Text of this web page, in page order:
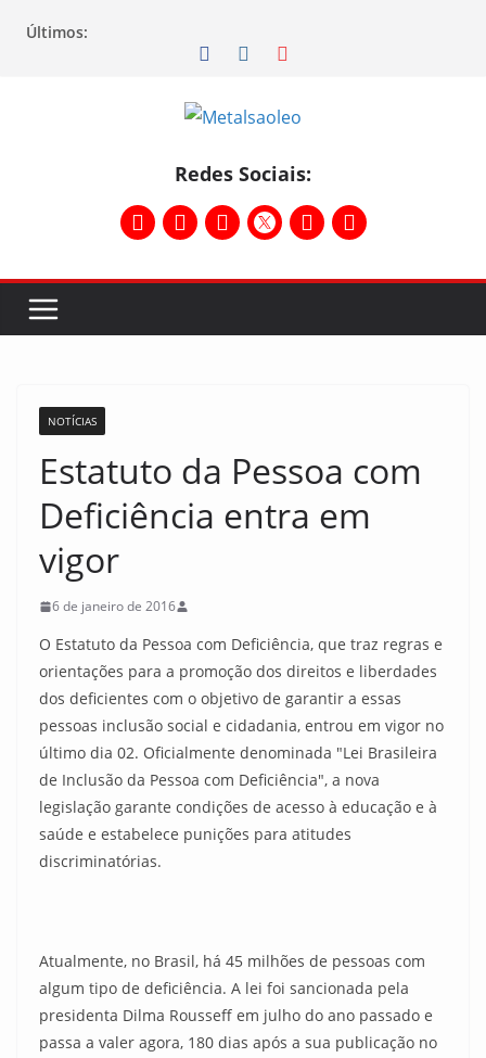
Últimos:
Redes Sociais:
NOTÍCIAS
Estatuto da Pessoa com
Deficiência entra em
vigor
6 de janeiro de 2016
O Estatuto da Pessoa com Deficiência, que traz regras e
orientações para a promoção dos direitos e liberdades
dos deficientes com o objetivo de garantir a essas
pessoas inclusão social e cidadania, entrou em vigor no
último dia 02. Oficialmente denominada "Lei Brasileira
de Inclusão da Pessoa com Deficiência", a nova
legislação garante condições de acesso à educação e à
saúde e estabelece punições para atitudes
discriminatórias.
Atualmente, no Brasil, há 45 milhões de pessoas com
algum tipo de deficiência. A lei foi sancionada pela
presidenta Dilma Rousseff em julho do ano passado e
passa a valer agora, 180 dias após a sua publicação no